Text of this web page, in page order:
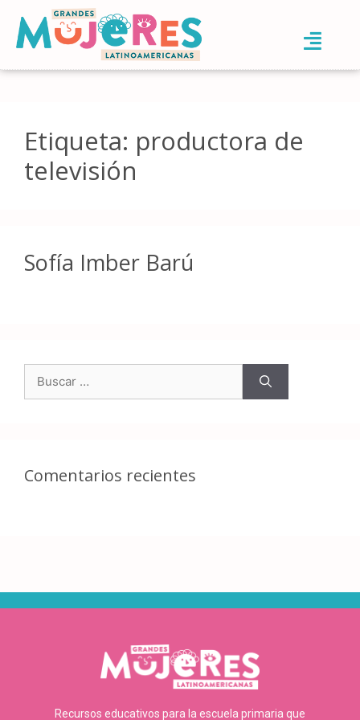
Etiqueta: productora de
televisión
Sofía Imber Barú
Comentarios recientes
Recursos educativos para la escuela primaria que